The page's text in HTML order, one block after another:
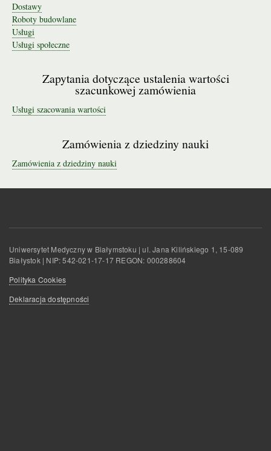
Dostawy
Roboty budowlane
Usługi
Usługi społeczne
Zapytania dotyczące ustalenia wartości
szacunkowej zamówienia
Usługi szacowania wartości
Zamówienia z dziedziny nauki
Zamówienia z dziedziny nauki
Uniwersytet Medyczny w Białymstoku | ul. Jana Kilińskiego 1, 15-089
Białystok | NIP: 542-021-17-17 REGON: 000288604
Polityka Cookies
Deklaracja dostępności